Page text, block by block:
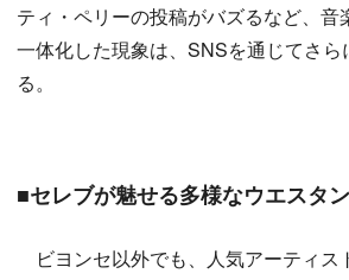
ティ・ペリーの投稿がバズるなど、音
一体化した現象は、SNSを通じてさ
る。
■セレブが魅せる多様なウエスタ
ビヨンセ以外でも、人気アーティス